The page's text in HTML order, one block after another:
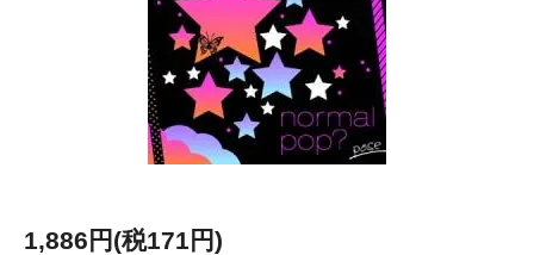
1,886円(税171円)